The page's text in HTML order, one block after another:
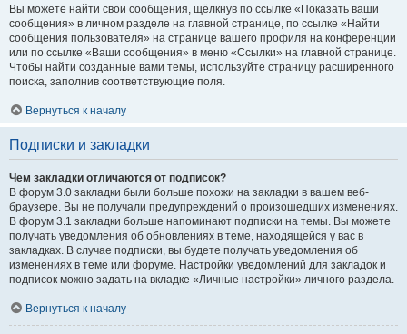
Вы можете найти свои сообщения, щёлкнув по ссылке «Показать ваши
сообщения» в личном разделе на главной странице, по ссылке «Найти
сообщения пользователя» на странице вашего профиля на конференции
или по ссылке «Ваши сообщения» в меню «Ссылки» на главной странице.
Чтобы найти созданные вами темы, используйте страницу расширенного
поиска, заполнив соответствующие поля.
Вернуться к началу
Подписки и закладки
Чем закладки отличаются от подписок?
В форум 3.0 закладки были больше похожи на закладки в вашем веб-
браузере. Вы не получали предупреждений о произошедших изменениях.
В форум 3.1 закладки больше напоминают подписки на темы. Вы можете
получать уведомления об обновлениях в теме, находящейся у вас в
закладках. В случае подписки, вы будете получать уведомления об
изменениях в теме или форуме. Настройки уведомлений для закладок и
подписок можно задать на вкладке «Личные настройки» личного раздела.
Вернуться к началу